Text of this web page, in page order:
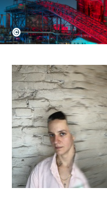
©
TorresFerrer
Copyright: